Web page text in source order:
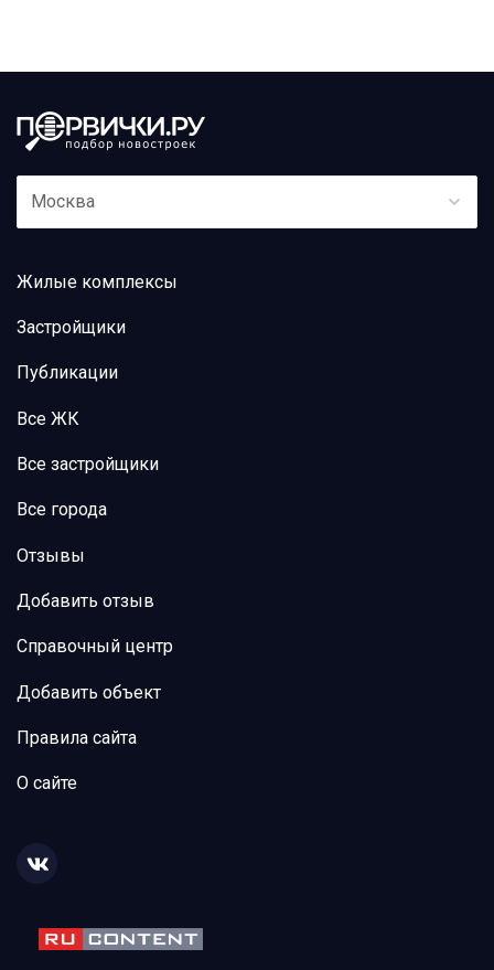
Москва
Жилые комплексы
Застройщики
Публикации
Все ЖК
Все застройщики
Все города
Отзывы
Добавить отзыв
Справочный центр
Добавить объект
Правила сайта
О сайте